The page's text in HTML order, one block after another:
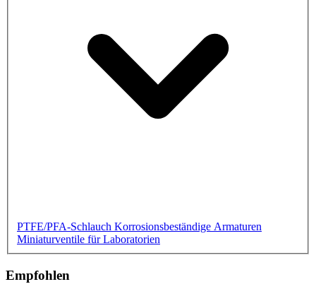
PTFE/PFA-Schlauch Korrosionsbeständige Armaturen
Miniaturventile für Laboratorien
Empfohlen